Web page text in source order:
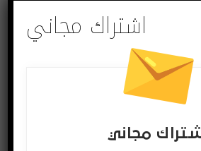
بقنواتنا
اشتراك مجاني
مجاني